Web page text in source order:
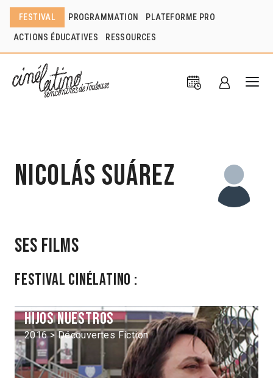
FESTIVAL PROGRAMMATION PLATEFORME PRO
ACTIONS ÉDUCATIVES RESSOURCES
Nicolás Suárez
Ses films
Festival Cinélatino :
Hijos nuestros
2016 > Découvertes Fiction